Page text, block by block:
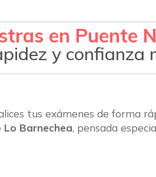
en Puente
y confianza
tus exámenes de forma
Lo Barnechea, pensada